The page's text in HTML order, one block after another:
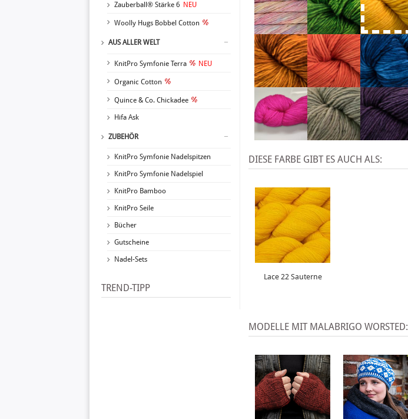
Zauberball® Stärke 6 NEU
Woolly Hugs Bobbel Cotton
AUS ALLER WELT
KnitPro Symfonie Terra NEU
Organic Cotton
Quince & Co. Chickadee
Hifa Ask
ZUBEHÖR
KnitPro Symfonie Nadelspitzen
KnitPro Symfonie Nadelspiel
KnitPro Bamboo
KnitPro Seile
Bücher
Gutscheine
Nadel-Sets
TREND-TIPP
DIESE FARBE GIBT ES AUCH ALS:
Lace 22 Sauterne
MODELLE MIT MALABRIGO WORSTED: